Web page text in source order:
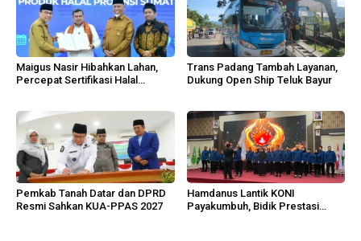
Maigus Nasir Hibahkan Lahan,
Percepat Sertifikasi Halal
Trans Padang Tambah Layanan,
Dukung Open Ship Teluk Bayur
Pemkab Tanah Datar dan DPRD
Resmi Sahkan KUA-PPAS 2027
Hamdanus Lantik KONI
Payakumbuh, Bidik Prestasi